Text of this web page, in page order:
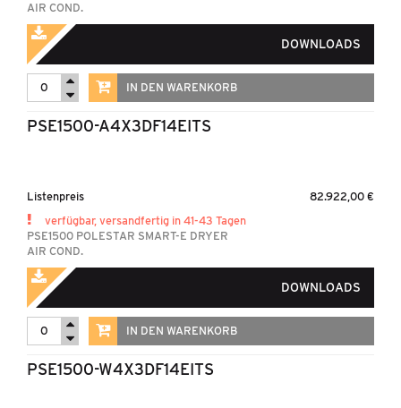
AIR COND.
DOWNLOADS
IN DEN WARENKORB
PSE1500-A4X3DF14EITS
Listenpreis
82.922,00 €
verfügbar, versandfertig in 41-43 Tagen
PSE1500 POLESTAR SMART-E DRYER
AIR COND.
DOWNLOADS
IN DEN WARENKORB
PSE1500-W4X3DF14EITS